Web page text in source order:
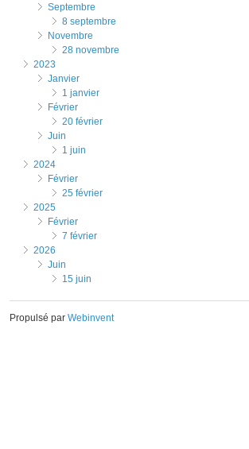
septembre
8 septembre
novembre
28 novembre
2023
janvier
1 janvier
février
20 février
juin
1 juin
2024
février
25 février
2025
février
7 février
2026
juin
15 juin
Propulsé par Webinvent